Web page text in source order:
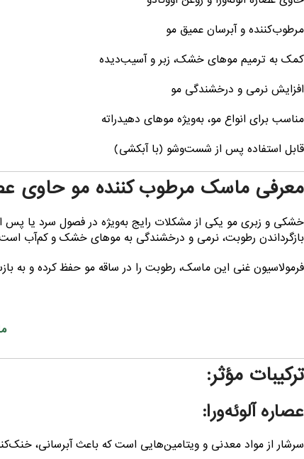
مرطوب‌کننده و آبرسان عمیق مو
کمک به ترمیم موهای خشک، زبر و آسیب‌دیده
افزایش نرمی و درخشندگی مو
مناسب برای انواع مو، به‌ویژه موهای دهیدراته
قابل استفاده پس از شست‌وشو (با آبکشی)
معرفی ماسک مرطوب کننده مو حاوی
خشکی و زبری مو یکی از مشکلات رایج به‌ویژه در فصول سرد یا پس
بازگرداندن رطوبت، نرمی و درخشندگی به موهای خشک و کم‌آب
فرمولاسیون غنی این ماسک، رطوبت را در ساقه مو حفظ کرده و به
ترکیبات مؤثر:
عصاره آلوئه‌ورا:
سرشار از مواد معدنی و ویتامین‌هایی است که باعث آبرسانی،